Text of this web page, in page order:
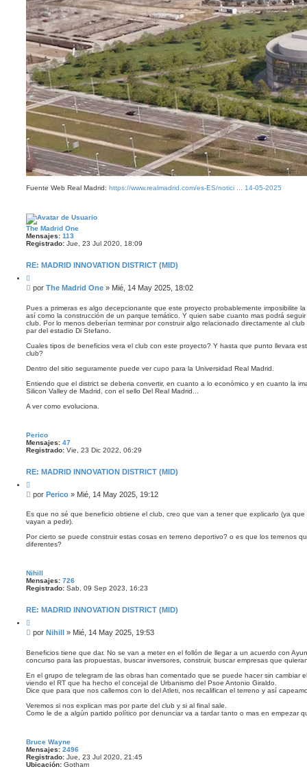
Fuente Web Real Madrid: https://www.realmadrid.com/es-ES/notici ... 14-05-2025
The Madrid One
Mensajes: 113
Registrado: Jue, 23 Jul 2020, 18:09
RE: MADRID INNOVATION DISTRICT (MID)
i
t
r
M
n
s
a
j
e
por The Madrid One » Mié, 14 May 2025, 18:02
Pues a primeras es algo decepcionante que este proyecto probablemente imposibilite
así como la construcción de un parque temático. Y quien sabe cuanto mas podrá
club. Por lo menos deberían terminar por construir algo relacionado directamente al
par del estadio Di Stefano.
Cuales tipos de beneficios vera el club con este proyecto? Y hasta que punto llevara
club?
Dentro del sitio seguramente puede ver cupo para la Universidad Real Madrid.
Entiendo que el district se deberia convertir, en cuanto a lo económico y en cuanto la
Silicon Valley de Madrid, con el sello Del Real Madrid...
A ver como evoluciona.
Perico
Mensajes: 47
Registrado: Vie, 23 Dic 2022, 06:29
RE: MADRID INNOVATION DISTRICT (MID)
i
t
r
M
n
s
j
por Perico » Mié, 14 May 2025, 19:12
Es que no sé que beneficio obtiene el club, creo que van a tener que explicarlo (ya
vayan a pedir).
Por cierto se puede construir estas cosas en terreno deportivo? o es que los terrenos
diferentes?
Nihill
Mensajes: 726
Registrado: Sab, 09 Sep 2023, 16:23
RE: MADRID INNOVATION DISTRICT (MID)
i
t
r
M
n
s
j
e
por Nihill » Mié, 14 May 2025, 19:53
Beneficios tiene que dar. No se van a meter en el follón de llegar a un acuerdo con
concurso para las propuestas, buscar inversores, construir, buscar empresas que
En el grupo de telegram de las obras han comentado que se puede hacer sin cambiar
viendo el RT que ha hecho el concejal de Urbanismo del Psoe Antonio Giraldo.
Dice que para que nos callemos con lo del Atleti, nos recalifican el terreno y así
Veremos si nos explican mas por parte del club y si al final sale.
Como le de a algún partido político por denunciar va a tardar tanto o mas en empezar
Bruce Wayne
Mensajes: 2496
Registrado: Jue, 23 Jul 2020, 21:45
Ubicación: Gotham